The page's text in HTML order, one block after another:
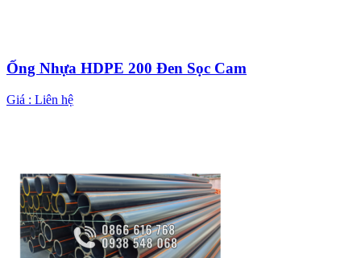
Ống Nhựa HDPE 200 Đen Sọc Cam
Giá : Liên hệ